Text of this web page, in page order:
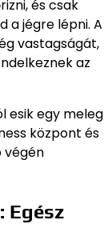
és csak
a jégre lépni. A
vastagságát,
az
esik egy meleg
központ és
végén
Egész